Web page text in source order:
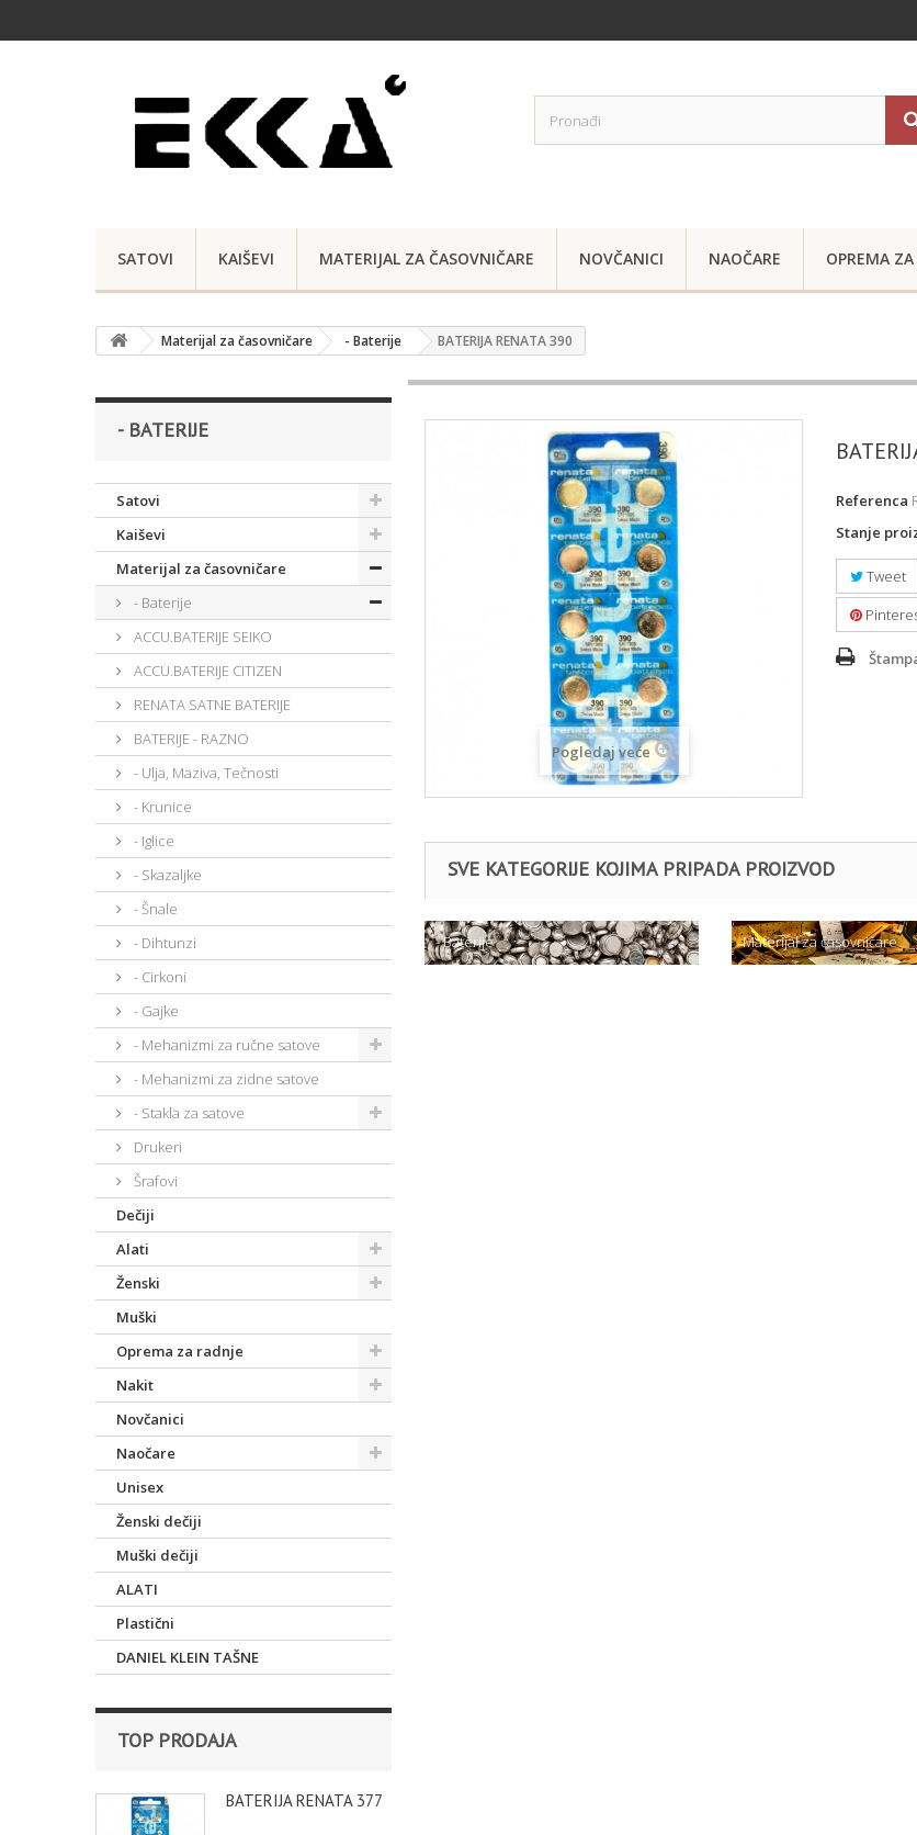
SATOVI KAIŠEVI MATERIJAL ZA ČASOVNIČARE NOVČANICI NAOČARE OPREMA ZA
Materijal za časovničare - Baterije BATERIJA RENATA 390
- BATERIJE
Satovi
Kaiševi
Materijal za časovničare
- Baterije
ACCU.BATERIJE SEIKO
ACCU.BATERIJE CITIZEN
RENATA SATNE BATERIJE
BATERIJE - RAZNO
- Ulja, Maziva, Tečnosti
- Krunice
- Iglice
- Skazaljke
- Šnale
- Dihtunzi
- Cirkoni
- Gajke
- Mehanizmi za ručne satove
- Mehanizmi za zidne satove
- Stakla za satove
Drukeri
Šrafovi
Dečiji
Alati
Ženski
Muški
Oprema za radnje
Nakit
Novčanici
Naočare
Unisex
Ženski dečiji
Muški dečiji
ALATI
Plastični
DANIEL KLEIN TAŠNE
TOP PRODAJA
BATERIJA RENATA 377
Pogledaj veće
Referenca
Stanje
Tweet
SVE KATEGORIJE KOJIMA PRIPADA PROIZVOD
- Baterije Materijal za časovničare